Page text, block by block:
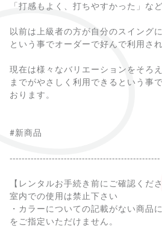
「打感もよく、打ちやすかった」な
以前は上級者の方が自分のスイング
という事でオーダーで好んで利用さ
現在は様々なバリエーションをそろ
までがやさしく利用できるという事
おります。
#新商品
--------------------------------------------------
【レンタルお手続き前にご確認くださ
室内での使用は禁止下さい
・カラーについての記載がない商品
をご指定いただけません。